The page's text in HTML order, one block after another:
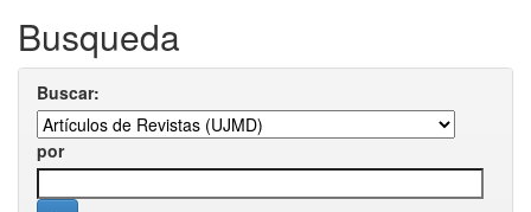
Busqueda
Buscar:
por